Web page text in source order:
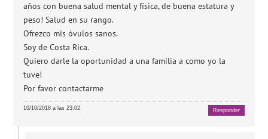
años con buena salud mental y física, de buena estatura y
peso! Salud en su rango.
Ofrezco mis óvulos sanos.
Soy de Costa Rica.
Quiero darle la oportunidad a una familia a como yo la
tuve!
Por favor contactarme
10/10/2018 a las 23:02 Responder